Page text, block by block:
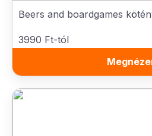
Beers and boardgames
3990 Ft-tól